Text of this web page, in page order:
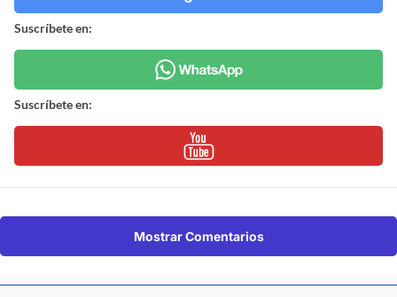
Suscríbete en:
Suscríbete en:
Mostrar Comentarios